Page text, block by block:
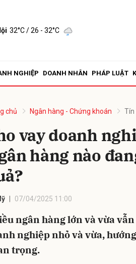
32°C/ 26 - 32°C
NGHIỆP DOANH NHÂN PHÁP LUẬT
chủ Ngân hàng - Chứng khoán Tín
vay doanh
hàng nào
07/04/2025 11:00
ngân hàng lớn và vừa
nghiệp nhỏ và vừa,
trọng.